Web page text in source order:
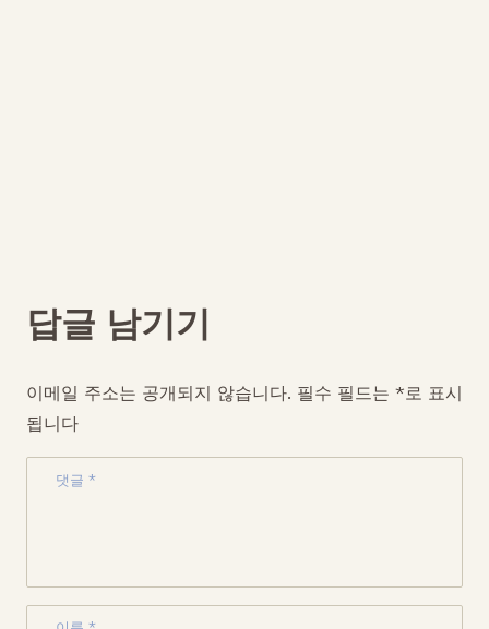
답글 남기기
이메일 주소는 공개되지 않습니다. 필수 필드는 * 로 표시
됩니다